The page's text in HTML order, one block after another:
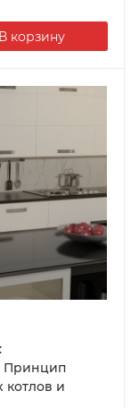
В корзину
Принцип
котлов и